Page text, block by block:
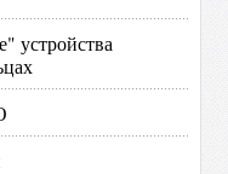
устройства